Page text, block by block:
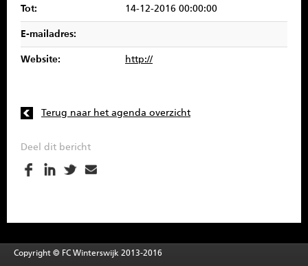
CONTACT
Tot: 14-12-2016 00:00:00
E-mailadres:
Website: http://
Terug naar het agenda overzicht
Deel dit bericht
Copyright © FC Winterswijk 2013-2016